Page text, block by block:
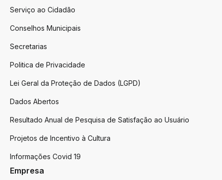
Serviço ao Cidadão
Conselhos Municipais
Secretarias
Politica de Privacidade
Lei Geral da Proteção de Dados (LGPD)
Dados Abertos
Resultado Anual de Pesquisa de Satisfação ao Usuário
Projetos de Incentivo à Cultura
Informações Covid 19
Empresa